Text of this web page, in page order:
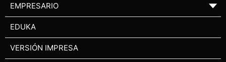
EMPRESARIO ▼
EDUKA
VERSIÓN IMPRESA